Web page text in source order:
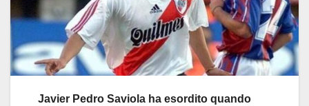
Javier Pedro Saviola ha esordito quando